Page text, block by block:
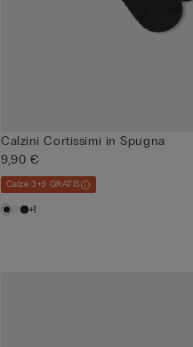
Calzini Cortissimi in Spugna
9,90 €
Calze 3+3 GRATIS
+1